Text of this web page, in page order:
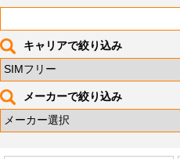
キャリアで絞り込み
メーカーで絞り込み